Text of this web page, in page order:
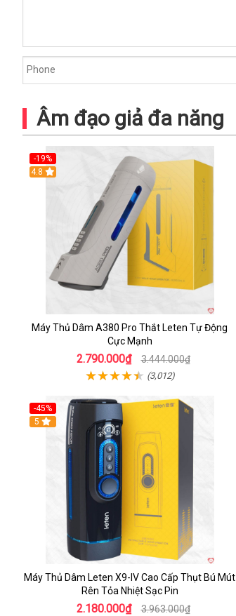
Âm đạo giả đa năng
-19%
Hot
4.8
Máy Thủ Dâm A380 Pro Thắt Leten Tự Động
Cực Mạnh
2.790.000₫ 3.444.000₫
(3,012)
-45%
Hot
5
Máy Thủ Dâm Leten X9-IV Cao Cấp Thụt Bú Mút
Rên Tỏa Nhiệt Sạc Pin
2.180.000₫ 3.963.000₫